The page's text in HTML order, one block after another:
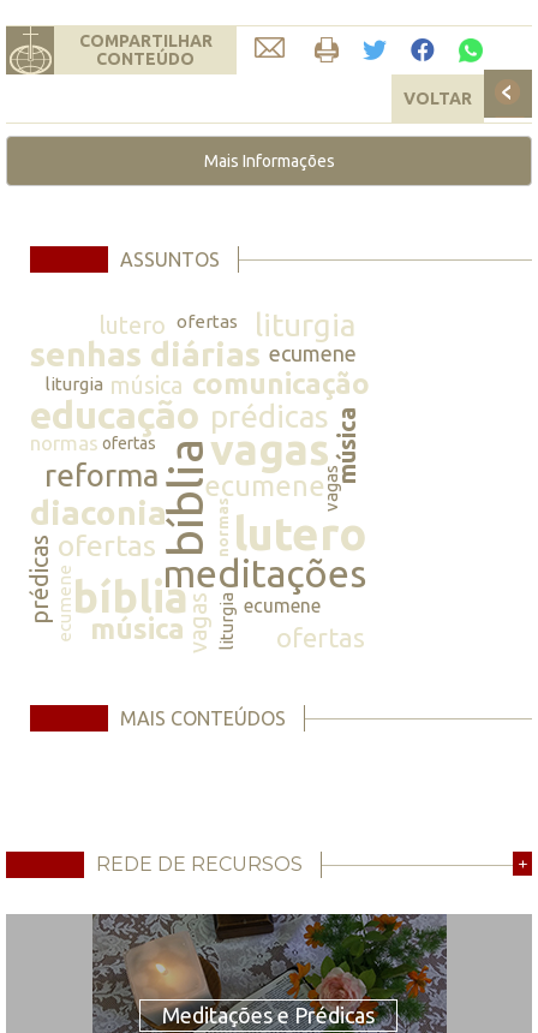
COMPARTILHAR
CONTEÚDO
VOLTAR
Mais Informações
ASSUNTOS
lutero ofertas liturgia
senhas diárias ecumene
liturgia música comunicação
educação prédicasmúsica
normas ofertasbíbliavagas
reforma
diaconia
ecumenevagas
prédicas ofertas normaslutero
meditações
ecumenebíblia
músicavagasliturgia ecumene
ofertas
MAIS CONTEÚDOS
REDE DE RECURSOS +
Meditações e Prédicas